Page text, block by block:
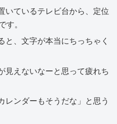
いているテレビ台から、定位
。
と、文字が本当にちっちゃく
見えないなーと思って疲れち
レンダーもそうだな」と思う